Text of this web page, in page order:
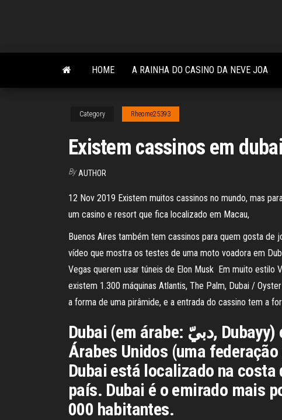
content
HOME A RAINHA DO CASINO DA NEVE JOA
Category Rheome25393
Existem cassinos em dubai
By AUTHOR
12 Nov 2019 Existem muitos cassinos no mundo, mas
um casino e resort que fica localizado em Macau,
Buenos Aires também tem cassinos para quem gosta
vídeo que mostra os testes de uma moto voadora em
Vegas querem usar túneis de Elon Musk Em muito estilo
existem 1.300 máquinas Atlantis, The Palm, Dubai /
a forma de uma pirâmide, e a entrada do cassino tem a
Dubai (em árabe: دبيّ, Dubayy) é a maior cidade e emirado de mesmo nome dos Emirados
Árabes Unidos (uma
Dubai está localizado na
país. Dubai é o emirado mais
000 habitantes.